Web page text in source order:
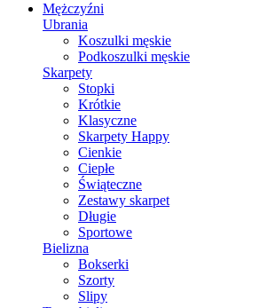
Mężczyźni
Ubrania
Koszulki męskie
Podkoszulki męskie
Skarpety
Stopki
Krótkie
Klasyczne
Skarpety Happy
Cienkie
Ciepłe
Świąteczne
Zestawy skarpet
Długie
Sportowe
Bielizna
Bokserki
Szorty
Slipy